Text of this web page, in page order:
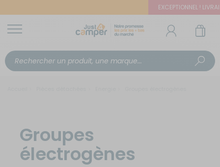
EXCEPTIONNEL !
Groupes
électrogènes